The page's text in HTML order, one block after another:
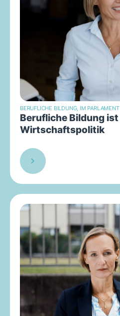
BERUFLICHE BILDUNG, IM PARLAMENT
Berufliche Bildung ist
Wirtschaftspolitik